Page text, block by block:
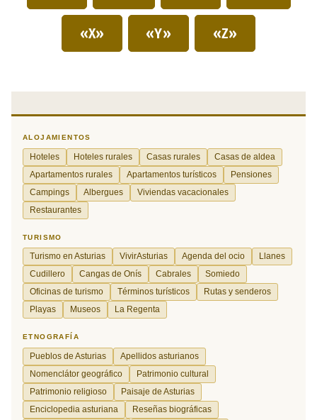
«X» «Y» «Z»